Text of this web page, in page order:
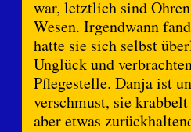
war, letztlich sind
Wesen. Irgendwann
hatte sie sich selbst
Unglück und
Pflegestelle. Danja ist
verschmust, sie
aber etwas